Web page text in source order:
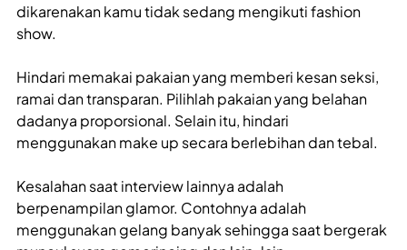
dikarenakan kamu tidak sedang mengikuti fashion
show.
Hindari memakai pakaian yang memberi kesan seksi,
ramai dan transparan. Pilihlah pakaian yang belahan
dadanya proporsional. Selain itu, hindari
menggunakan make up secara berlebihan dan tebal.
Kesalahan saat interview lainnya adalah
berpenampilan glamor. Contohnya adalah
menggunakan gelang banyak sehingga saat bergerak